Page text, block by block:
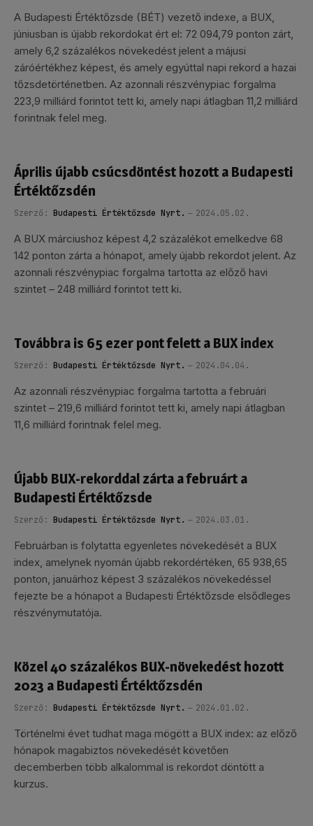
A Budapesti Értéktőzsde (BÉT) vezető indexe, a BUX,
júniusban is újabb rekordokat ért el: 72 094,79 ponton zárt,
amely 6,2 százalékos növekedést jelent a májusi
záróértékhez képest, és amely egyúttal napi rekord a hazai
tőzsdetörténetben. Az azonnali részvénypiac forgalma
223,9 milliárd forintot tett ki, amely napi átlagban 11,2 milliárd
forintnak felel meg.
Április újabb csúcsdöntést hozott a Budapesti
Értéktőzsdén
Szerző: Budapesti Értéktőzsde Nyrt. 2024.05.02.
A BUX márciushoz képest 4,2 százalékot emelkedve 68
142 ponton zárta a hónapot, amely újabb rekordot jelent. Az
azonnali részvénypiac forgalma tartotta az előző havi
szintet – 248 milliárd forintot tett ki.
Továbbra is 65 ezer pont felett a BUX index
Szerző: Budapesti Értéktőzsde Nyrt. 2024.04.04.
Az azonnali részvénypiac forgalma tartotta a februári
szintet – 219,6 milliárd forintot tett ki, amely napi átlagban
11,6 milliárd forintnak felel meg.
Újabb BUX-rekorddal zárta a februárt a
Budapesti Értéktőzsde
Szerző: Budapesti Értéktőzsde Nyrt. 2024.03.01.
Februárban is folytatta egyenletes növekedését a BUX
index, amelynek nyomán újabb rekordértéken, 65 938,65
ponton, januárhoz képest 3 százalékos növekedéssel
fejezte be a hónapot a Budapesti Értéktőzsde elsődleges
részvénymutatója.
Közel 40 százalékos BUX-növekedést hozott
2023 a Budapesti Értéktőzsdén
Szerző: Budapesti Értéktőzsde Nyrt. 2024.01.02.
Történelmi évet tudhat maga mögött a BUX index: az előző
hónapok magabiztos növekedését követően
decemberben több alkalommal is rekordot döntött a
kurzus.